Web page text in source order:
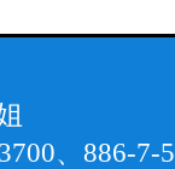
、886-